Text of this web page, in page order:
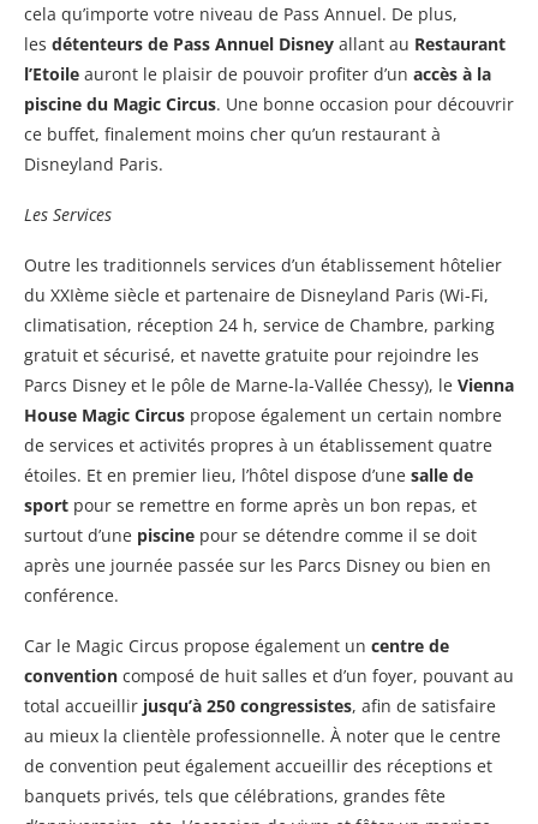
cela qu’importe votre niveau de Pass Annuel. De plus,
les détenteurs de Pass Annuel Disney allant au Restaurant
l’Etoile auront le plaisir de pouvoir profiter d’un accès à la
piscine du Magic Circus. Une bonne occasion pour découvrir
ce buffet, finalement moins cher qu’un restaurant à
Disneyland Paris.
Les Services
Outre les traditionnels services d’un établissement hôtelier
du XXIème siècle et partenaire de Disneyland Paris (Wi-Fi,
climatisation, réception 24 h, service de Chambre, parking
gratuit et sécurisé, et navette gratuite pour rejoindre les
Parcs Disney et le pôle de Marne-la-Vallée Chessy), le Vienna
House Magic Circus propose également un certain nombre
de services et activités propres à un établissement quatre
étoiles. Et en premier lieu, l’hôtel dispose d’une salle de
sport pour se remettre en forme après un bon repas, et
surtout d’une piscine pour se détendre comme il se doit
après une journée passée sur les Parcs Disney ou bien en
conférence.
Car le Magic Circus propose également un centre de
convention composé de huit salles et d’un foyer, pouvant au
total accueillir jusqu’à 250 congressistes, afin de satisfaire
au mieux la clientèle professionnelle. À noter que le centre
de convention peut également accueillir des réceptions et
banquets privés, tels que célébrations, grandes fête